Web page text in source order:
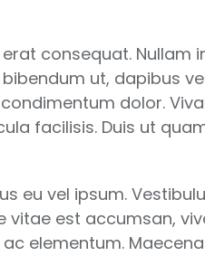
consequat. Nullam
ut, dapibus
dolor.
facilisis. Duis ut
eu vel ipsum.
vitae est accumsan,
elementum.